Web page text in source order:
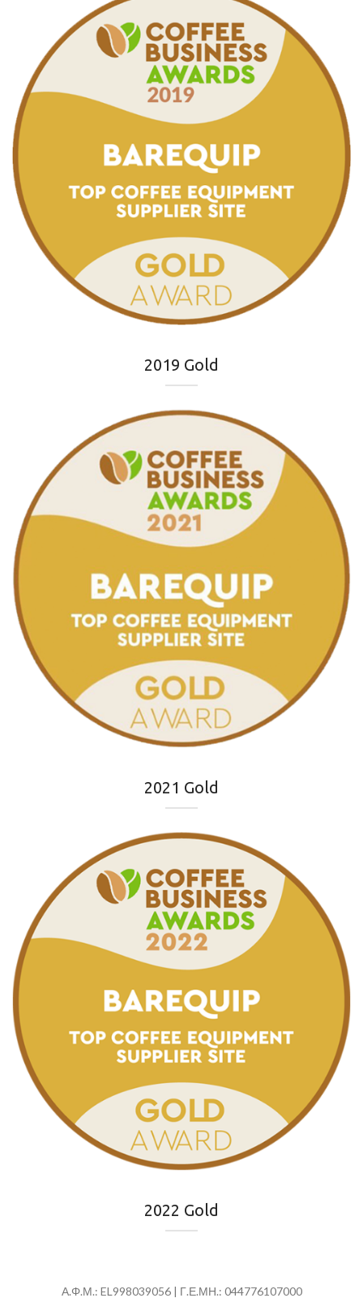
2019 Gold
2021 Gold
2022 Gold
Α.Φ.Μ.: EL998039056 | Γ.Ε.ΜΗ.: 044776107000